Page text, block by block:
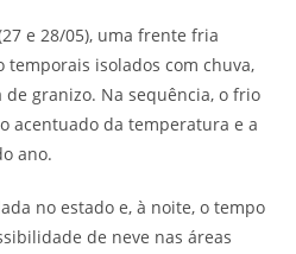
e 28/05), uma frente fria
temporais isolados com chuva,
granizo. Na sequência, o frio
acentuado da temperatura e a
ano.
no estado e, à noite, o tempo
de neve nas áreas